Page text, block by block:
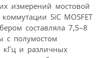
измерений мостовой
SiC MOSFET
составляла 7,5–8
с полумостом
кГц и различных